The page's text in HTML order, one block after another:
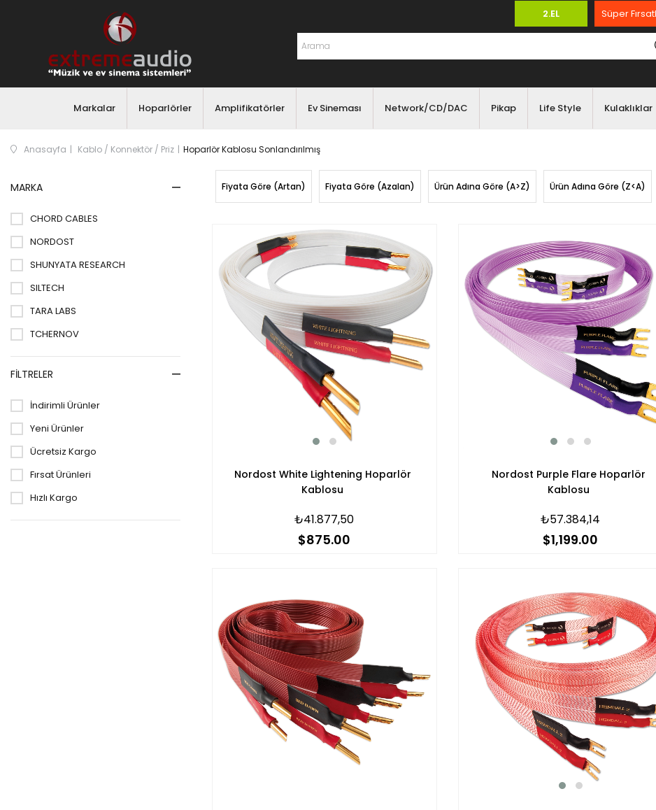
2.EL Süper
Markalar Hoparlörler Amplifikatörler Ev Sineması Network/CD/DAC Pikap Life Style Kulaklıklar
Anasayfa Kablo / Konnektör / Priz Hoparlör Kablosu Sonlandırılmış
MARKA
CHORD CABLES
NORDOST
SHUNYATA RESEARCH
SILTECH
TARA LABS
TCHERNOV
FILTRELER
İndirimli Ürünler
Yeni Ürünler
Ücretsiz Kargo
Fırsat Ürünleri
Hızlı Kargo
Fiyata Göre (Artan) Fiyata Göre (Azalan) Ürün Adına Göre (A>Z) Ürün Adına Göre (Z<A)
Nordost White Lightening Hoparlör
Kablosu
₺41.877,50
$875.00
Nordost Purple Flare Hoparlör
Kablosu
₺57.384,14
$1,199.00